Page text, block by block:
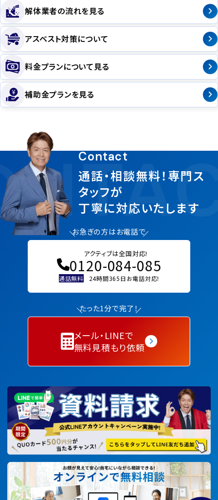
解体業者の流れを見る
アスベスト対策について
料金プランについて見る
補助金プランを見る
Contact
通話・相談無料！専門ス
タッフが
丁寧に対応いたします
お急ぎの方はお電話で
アクティブは全国対応!
0120-084-085
通話無料 24時間365日お電話対応!
たった1分で完了！
メール・LINEで
無料見積もり依頼